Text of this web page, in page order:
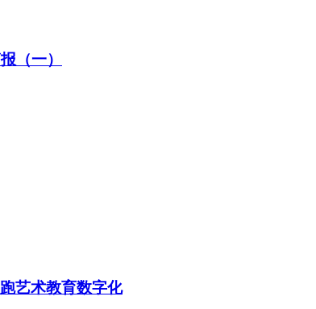
（一）
艺术教育数字化